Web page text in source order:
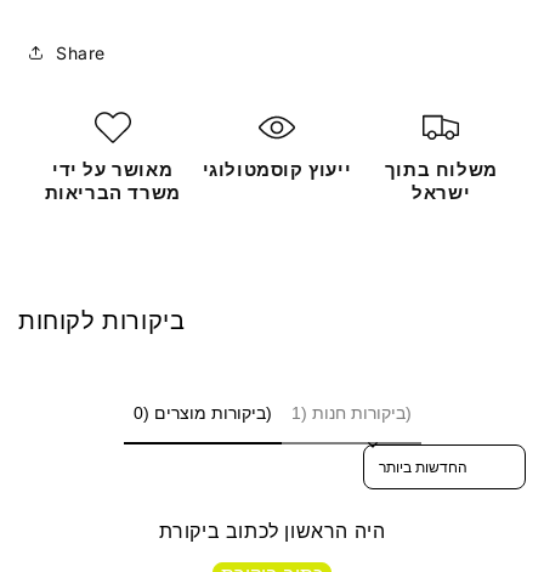
Share
מאושר על ידי
משרד הבריאות
ייעוץ קוסמטולוגי
משלוח בתוך
ישראל
ביקורות לקוחות
ביקורות מוצרים (0) ביקורות חנות (1)
Sort reviews by
היה הראשון לכתוב ביקורת